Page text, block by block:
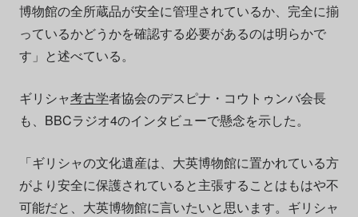
博物館の全所蔵品が安全に管理されているか、完全に揃
っているかどうかを確認する必要があるのは明らかで
す」と述べている。
ギリシャ考古学者協会のデスピナ・コウトゥンバ会長
も、BBCラジオ4のインタビューで懸念を示した。
「ギリシャの文化遺産は、大英博物館に置かれている方
がより安全に保護されていると主張することはもはや不
可能だと、大英博物館に言いたいと思います。ギリシャ